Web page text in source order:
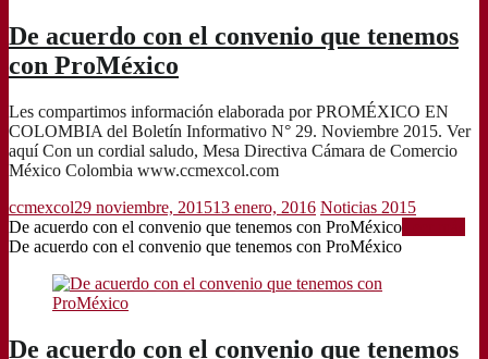
De acuerdo con el convenio que tenemos
con ProMéxico
Les compartimos información elaborada por PROMÉXICO EN
COLOMBIA del Boletín Informativo N° 29. Noviembre 2015. Ver
aquí Con un cordial saludo, Mesa Directiva Cámara de Comercio
México Colombia www.ccmexcol.com
ccmexcol29 noviembre, 201513 enero, 2016 Noticias 2015
De acuerdo con el convenio que tenemos con ProMéxico
De acuerdo con el convenio que tenemos con ProMéxico
De acuerdo con el convenio que tenemos